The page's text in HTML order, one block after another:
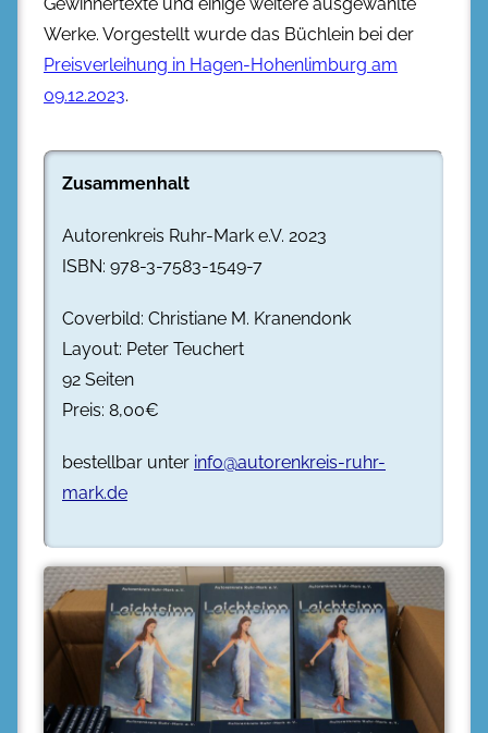
Gewinnertexte und einige weitere ausgewählte
Werke. Vorgestellt wurde das Büchlein bei der
Preisverleihung in Hagen-Hohenlimburg am
09.12.2023.
Zusammenhalt
Autorenkreis Ruhr-Mark e.V. 2023
ISBN: 978-3-7583-1549-7
Coverbild: Christiane M. Kranendonk
Layout: Peter Teuchert
92 Seiten
Preis: 8,00€
bestellbar unter info@autorenkreis-ruhr-
mark.de